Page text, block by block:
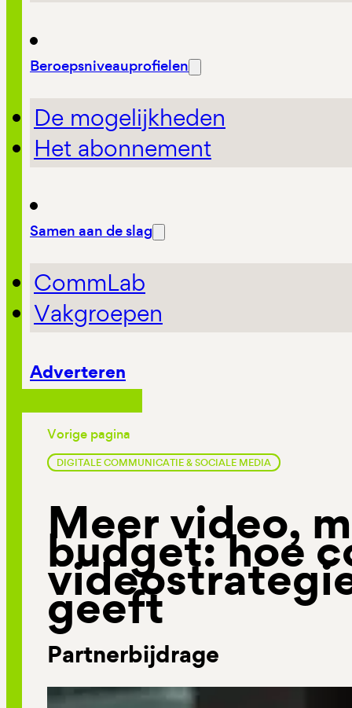
Beroepsniveauprofielen
De mogelijkheden
Het abonnement
Samen aan de slag
CommLab
Vakgroepen
Adverteren
Vorige pagina
DIGITALE COMMUNICATIE & SOCIALE MEDIA
Meer video,
budget: hoe
geeft
Partnerbijdrage